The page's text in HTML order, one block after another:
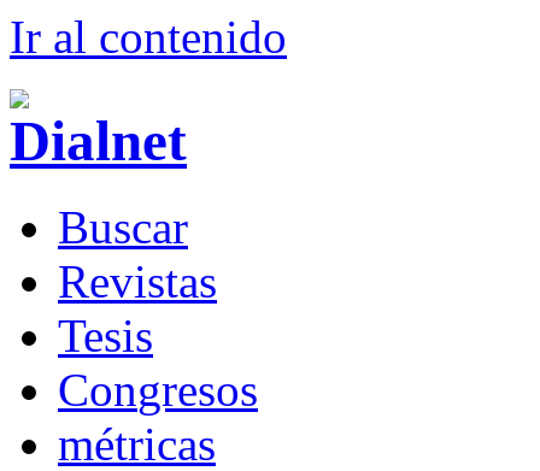
Ir al contenido
Buscar
Revistas
Tesis
Congresos
métricas